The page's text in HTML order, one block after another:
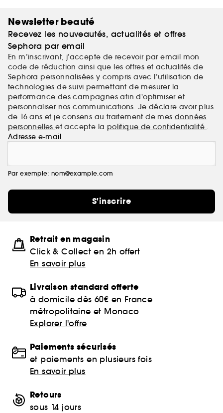
Newsletter beauté
Recevez les nouveautés, actualités et offres
Sephora par email
En m’inscrivant, j’accepte de recevoir par email mon
code de réduction ainsi que les offres et actualités de
Sephora personnalisées y compris avec l’utilisation de
technologies de suivi permettant de mesurer la
performance des campagnes afin d'optimiser et
personnaliser nos communications. Je déclare avoir plus
de 16 ans et je consens au traitement de mes données
personnelleset accepte la politique de confidentialité .
Adresse e-mail
Par exemple: nom@example.com
S'inscrire
Retrait en magasin
Click & Collect en 2h offert
En savoir plus
Livraison standard offerte
à domicile dès 60€ en France
métropolitaine et Monaco
Explorer l'offre
Paiements sécurisés
et paiements en plusieurs fois
En savoir plus
Retours
sous 14 jours